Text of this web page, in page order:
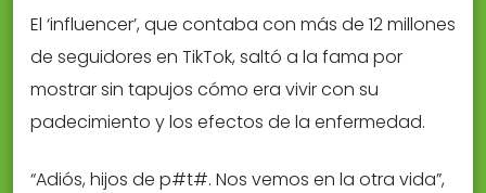
El ‘influencer’, que contaba con más de 12 millones
de seguidores en TikTok, saltó a la fama por
mostrar sin tapujos cómo era vivir con su
padecimiento y los efectos de la enfermedad.
“Adiós, hijos de p#t#. Nos vemos en la otra vida”,